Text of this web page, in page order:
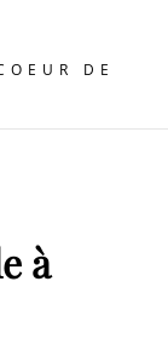
DE
à